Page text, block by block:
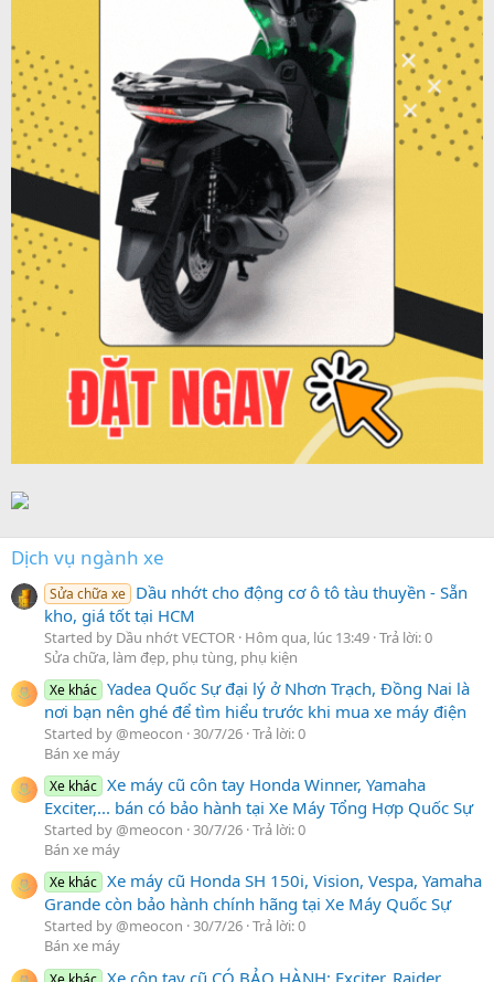
Dịch vụ ngành xe
Sửa chữa xe Dầu nhớt cho động cơ ô tô tàu thuyền - Sẵn
kho, giá tốt tại HCM
Started by Dầu nhớt VECTOR Hôm qua, lúc 13:49 Trả lời: 0
Sửa chữa, làm đẹp, phụ tùng, phụ kiện
Xe khác Yadea Quốc Sự đại lý ở Nhơn Trạch, Đồng Nai là
nơi bạn nên ghé để tìm hiểu trước khi mua xe máy điện
Started by @meocon 30/7/26 Trả lời: 0
Bán xe máy
Xe khác Xe máy cũ côn tay Honda Winner, Yamaha
Exciter,... bán có bảo hành tại Xe Máy Tổng Hợp Quốc Sự
Started by @meocon 30/7/26 Trả lời: 0
Bán xe máy
Xe khác Xe máy cũ Honda SH 150i, Vision, Vespa, Yamaha
Grande còn bảo hành chính hãng tại Xe Máy Quốc Sự
Started by @meocon 30/7/26 Trả lời: 0
Bán xe máy
Xe côn tay cũ CÓ BẢO HÀNH: Exciter, Raider,